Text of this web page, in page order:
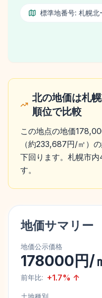
標準地番号: 札幌
北の地価は札
順位で比較
この地点の地価
（約233,687円/㎡）
下回ります。札幌市
す。
地価サマリー
地価公示価格
178000円/
前年比: +1.7% ↑
土地種別